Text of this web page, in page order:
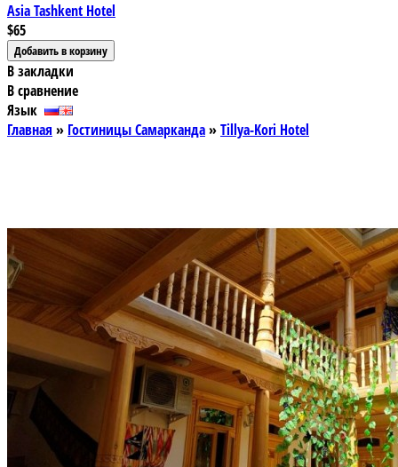
Asia Tashkent Hotel
$65
В закладки
В сравнение
Язык
Главная » Гостиницы Самарканда»Tillya-Kori Hotel